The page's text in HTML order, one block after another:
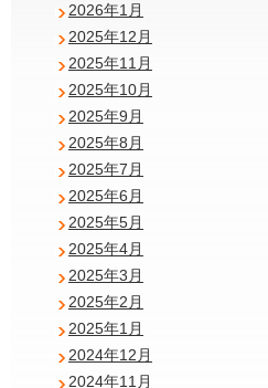
2026年1月
2025年12月
2025年11月
2025年10月
2025年9月
2025年8月
2025年7月
2025年6月
2025年5月
2025年4月
2025年3月
2025年2月
2025年1月
2024年12月
2024年11月